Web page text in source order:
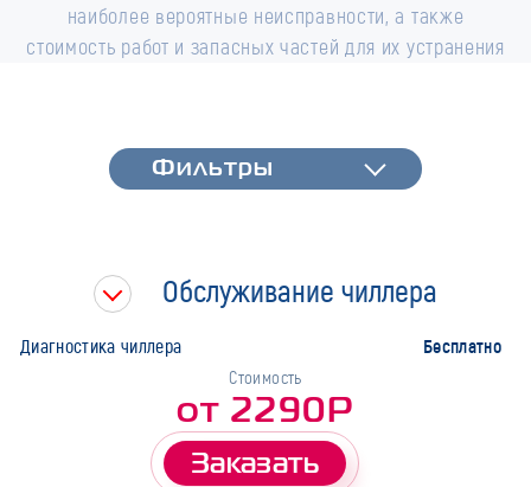
наиболее вероятные неисправности, а также
стоимость работ и запасных частей для их устранения
Фильтры
Марка
Фильтры
Обслуживание чиллера
Диагностика чиллера Бесплатно
Стоимость
от 2290Р
Заказать